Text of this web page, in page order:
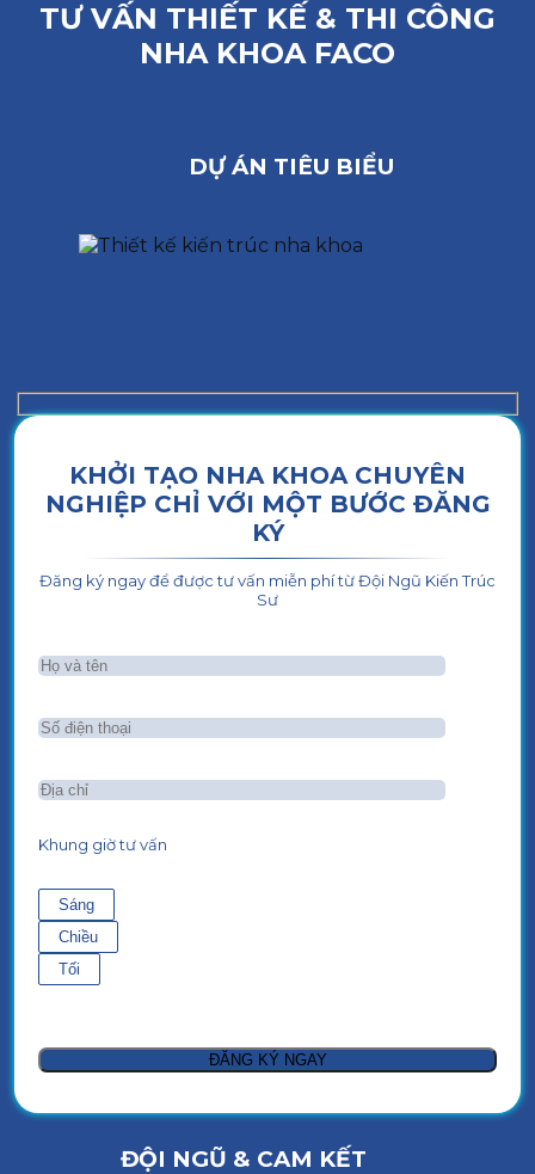
TƯ VẤN THIẾT KẾ & THI CÔNG
NHA KHOA FACO
DỰ ÁN TIÊU BIỂU
KHỞI TẠO NHA KHOA CHUYÊN
NGHIỆP CHỈ VỚI MỘT BƯỚC ĐĂNG
KÝ
Đăng ký ngay để được tư vấn miễn phí từ Đội Ngũ Kiến Trúc
Sư
Khung giờ tư vấn
Sáng
Chiều
Tối
ĐỘI NGŨ & CAM KẾT